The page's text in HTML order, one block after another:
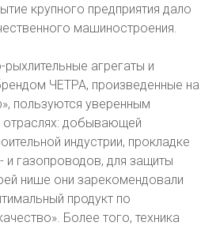
крупного предприятия дало
машиностроения.
агрегаты и
ЧЕТРА, произведенные на
пользуются уверенным
отраслях: добывающей
индустрии, прокладке
и газопроводов, для защиты
нише они зарекомендовали
продукт по
Более того, техника